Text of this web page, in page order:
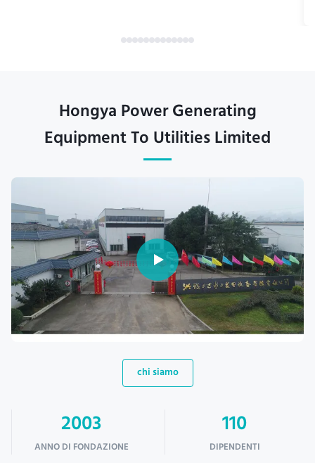
Hongya Power Generating
Equipment To Utilities Limited
chi siamo
2003
ANNO DI FONDAZIONE
110
DIPENDENTI